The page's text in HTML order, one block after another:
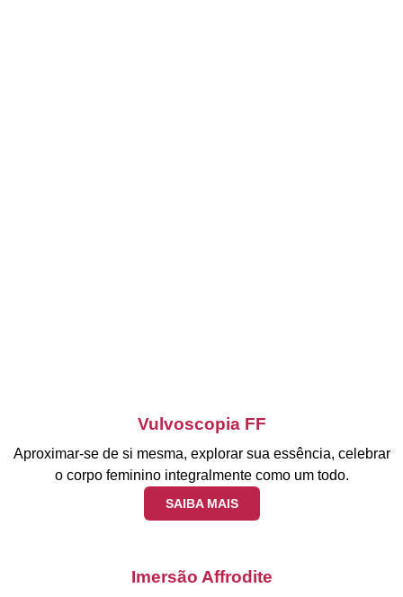
Vulvoscopia FF
Aproximar-se de si mesma, explorar sua essência, celebrar
o corpo feminino integralmente como um todo.
SAIBA MAIS
Imersão Affrodite